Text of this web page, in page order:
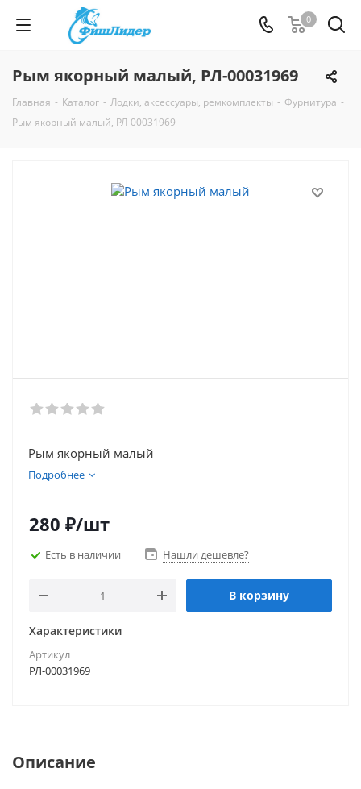
0
Рым якорный малый, РЛ-00031969
Главная - Каталог - Лодки, аксессуары, ремкомплекты - Фурнитура -
Рым якорный малый, РЛ-00031969
Рым якорный малый
Подробнее
280 ₽/шт
Есть в наличии Нашли дешевле?
В корзину
Характеристики
Артикул
РЛ-00031969
Описание